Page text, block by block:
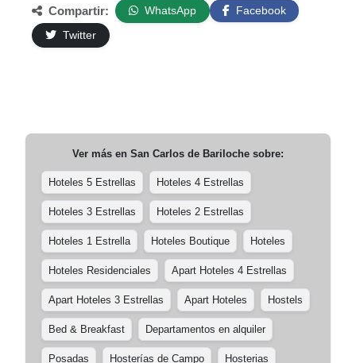
Compartir: WhatsApp
Facebook
Twitter
Ver más en San Carlos de Bariloche sobre:
Hoteles 5 Estrellas Hoteles 4 Estrellas
Hoteles 3 Estrellas Hoteles 2 Estrellas
Hoteles 1 Estrella Hoteles Boutique Hoteles
Hoteles Residenciales Apart Hoteles 4 Estrellas
Apart Hoteles 3 Estrellas Apart Hoteles Hostels
Bed & Breakfast Departamentos en alquiler
Posadas Hosterías de Campo Hosterias